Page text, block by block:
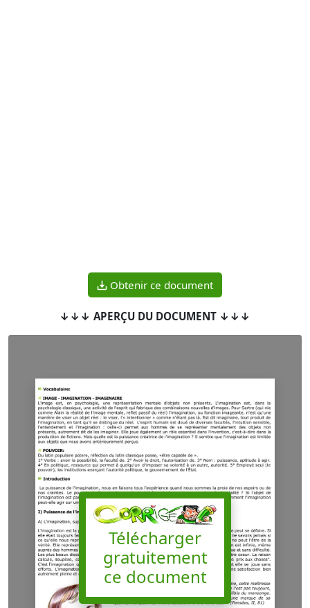
Obtenir ce document
↓↓↓ APERÇU DU DOCUMENT ↓↓↓
Télécharger
gratuitement
ce document